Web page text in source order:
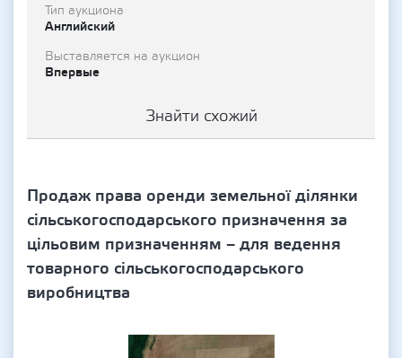
Тип аукциона
Английский
Выставляется на аукцион
Впервые
Знайти схожий
Продаж права оренди земельної ділянки
сільськогосподарського призначення за
цільовим призначенням – для ведення
товарного сільськогосподарського
виробництва